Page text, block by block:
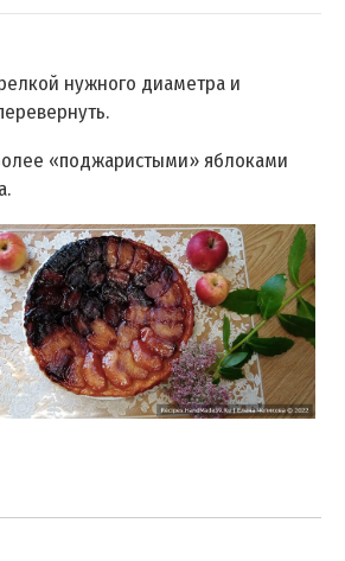
нужного диаметра и
«поджаристыми» яблоками